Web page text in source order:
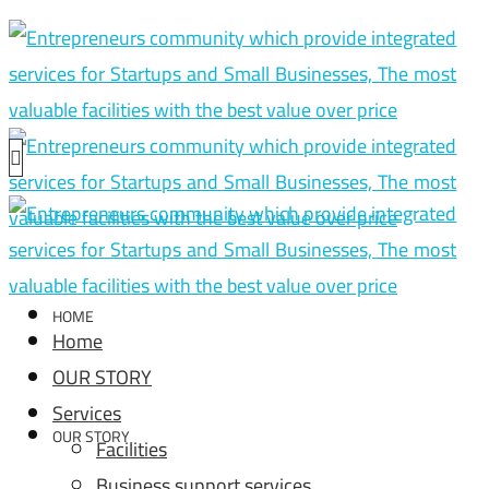
HOME
OUR STORY
Home
OUR STORY
Services
Facilities